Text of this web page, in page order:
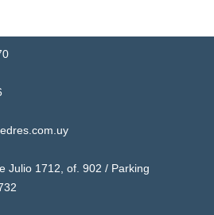
Julio 1712, of. 902 / Parking